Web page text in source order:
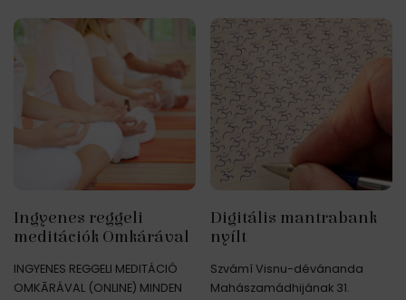
Ingyenes reggeli
meditációk Omkárával
INGYENES REGGELI MEDITÁCIÓ
OMKĀRÁVAL (ONLINE) MINDEN
Digitális mantrabank
nyílt
Szvámí Visnu-dévánanda
Mahászamádhijának 31.